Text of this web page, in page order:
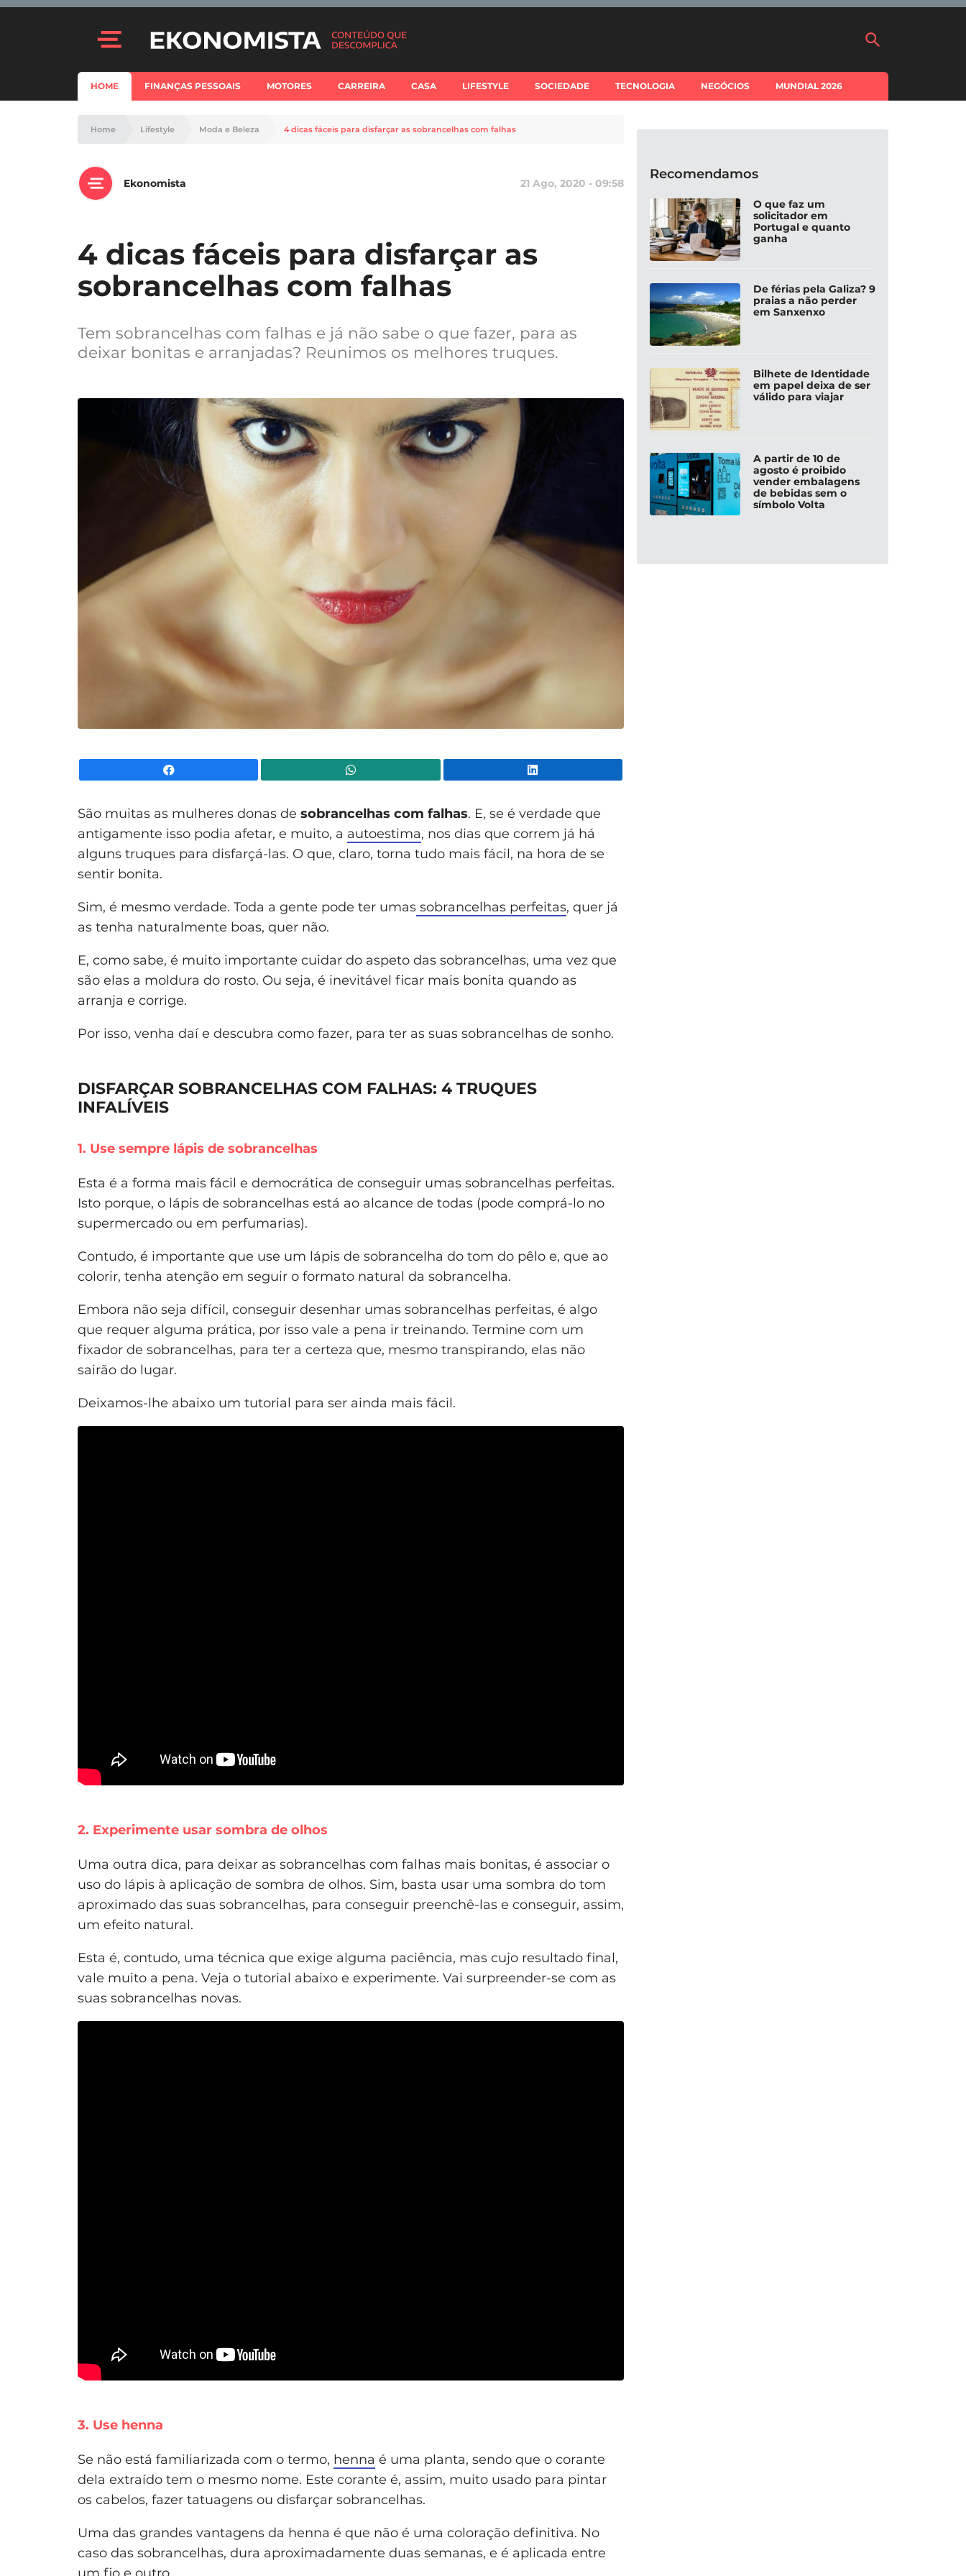
HOME FINANÇAS PESSOAIS MOTORES CARREIRA CASA LIFESTYLE SOCIEDADE TECNOLOGIA NEGÓCIOS MUNDIAL 2026
Home Lifestyle Moda e Beleza 4 dicas fáceis para disfarçar as sobrancelhas com falhas
Ekonomista 21 Ago, 2020 - 09:58
4 dicas fáceis para disfarçar as
sobrancelhas com falhas
Tem sobrancelhas com falhas e já não sabe o que fazer, para as
deixar bonitas e arranjadas? Reunimos os melhores truques.
São muitas as mulheres donas de sobrancelhas com falhas. E, se é verdade que
antigamente isso podia afetar, e muito, a autoestima, nos dias que correm já há
alguns truques para disfarçá-las. O que, claro, torna tudo mais fácil, na hora de se
sentir bonita.
Sim, é mesmo verdade. Toda a gente pode ter umas sobrancelhas perfeitas, quer já
as tenha naturalmente boas, quer não.
E, como sabe, é muito importante cuidar do aspeto das sobrancelhas, uma vez que
são elas a moldura do rosto. Ou seja, é inevitável ficar mais bonita quando as
arranja e corrige.
Por isso, venha daí e descubra como fazer, para ter as suas sobrancelhas de sonho.
DISFARÇAR SOBRANCELHAS COM FALHAS: 4 TRUQUES
INFALÍVEIS
1. Use sempre lápis de sobrancelhas
Esta é a forma mais fácil e democrática de conseguir umas sobrancelhas perfeitas.
Isto porque, o lápis de sobrancelhas está ao alcance de todas (pode comprá-lo no
supermercado ou em perfumarias).
Contudo, é importante que use um lápis de sobrancelha do tom do pêlo e, que ao
colorir, tenha atenção em seguir o formato natural da sobrancelha.
Embora não seja difícil, conseguir desenhar umas sobrancelhas perfeitas, é algo
que requer alguma prática, por isso vale a pena ir treinando. Termine com um
fixador de sobrancelhas, para ter a certeza que, mesmo transpirando, elas não
sairão do lugar.
Deixamos-lhe abaixo um tutorial para ser ainda mais fácil.
2. Experimente usar sombra de olhos
Uma outra dica, para deixar as sobrancelhas com falhas mais bonitas, é associar o
uso do lápis à aplicação de sombra de olhos. Sim, basta usar uma sombra do tom
aproximado das suas sobrancelhas, para conseguir preenchê-las e conseguir, assim,
um efeito natural.
Esta é, contudo, uma técnica que exige alguma paciência, mas cujo resultado final,
vale muito a pena. Veja o tutorial abaixo e experimente. Vai surpreender-se com as
suas sobrancelhas novas.
3. Use henna
Se não está familiarizada com o termo, henna é uma planta, sendo que o corante
dela extraído tem o mesmo nome. Este corante é, assim, muito usado para pintar
os cabelos, fazer tatuagens ou disfarçar sobrancelhas.
Uma das grandes vantagens da henna é que não é uma coloração definitiva. No
caso das sobrancelhas, dura aproximadamente duas semanas, e é aplicada entre
um fio e outro.
Recomendamos
O que faz um
solicitador em
Portugal e quanto
ganha
De férias pela Galiza? 9
praias a não perder
em Sanxenxo
Bilhete de Identidade
em papel deixa de ser
válido para viajar
A partir de 10 de
agosto é proibido
vender embalagens
de bebidas sem o
símbolo Volta